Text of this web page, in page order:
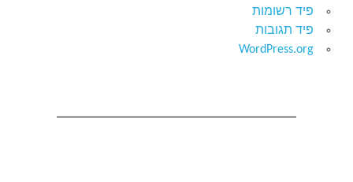
פיד רשומות
פיד תגובות
WordPress.org